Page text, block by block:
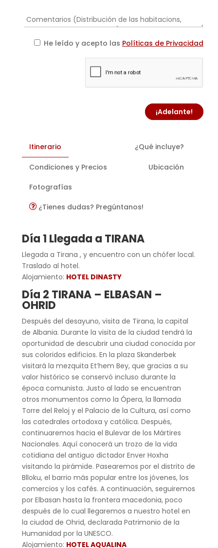
He leído y acepto las Políticas de Privacidad
¡Adelante!
Itinerario ¿Qué incluye?
Condiciones y Precios Ubicación
Fotografías
¿Tienes dudas? Pregúntanos!
Día 1 Llegada a TIRANA
Llegada a Tirana , y encuentro con un chófer local.
Traslado al hotel.
Alojamiento: HOTEL DINASTY
Día 2 TIRANA – ELBASAN –
OHRID
Después del desayuno, visita de Tirana, la capital
de Albania. Durante la visita de la ciudad tendrá la
oportunidad de descubrir una ciudad conocida por
sus coloridos edificios. En la plaza Skanderbek
visitará la mezquita Et’hem Bey, que gracias a su
valor histórico se conservó incluso durante la
época comunista. Justo al lado se encuentran
otros monumentos como la Ópera, la llamada
Torre del Reloj y el Palacio de la Cultura, así como
las catedrales ortodoxa y católica. Después,
continuaremos hacia el Bulevar de los Mártires
Nacionales. Aquí conocerá un trozo de la vida
cotidiana del antiguo dictador Enver Hoxha
visitando la pirámide. Pasearemos por el distrito de
Blloku, el barrio más popular entre los jóvenes, los
comercios y los cafés. A continuación, seguiremos
por Elbasan hasta la frontera macedonia, poco
después de lo cual llegaremos a nuestro hotel en
la ciudad de Ohrid, declarada Patrimonio de la
Humanidad por la UNESCO.
Alojamiento: HOTEL AQUALINA